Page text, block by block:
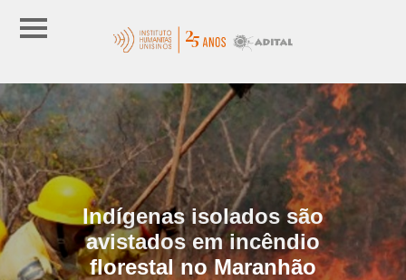
Indígenas isolados são
avistados em incêndio
florestal no Maranhão